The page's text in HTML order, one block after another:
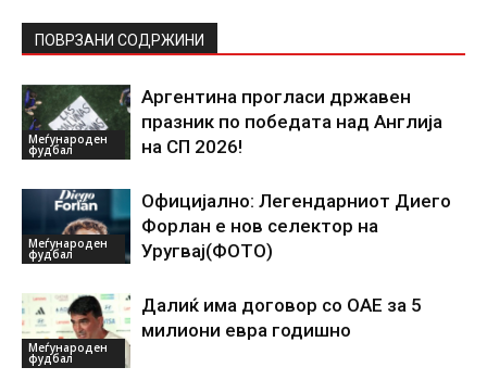
ПОВРЗАНИ СОДРЖИНИ
Меѓународен
фудбал
Аргентина прогласи државен
празник по победата над Англија
на СП 2026!
Меѓународен
фудбал
Официјално: Легендарниот Диего
Форлан е нов селектор на
Уругвај(ФОТО)
Меѓународен
фудбал
Далиќ има договор со ОАЕ за 5
милиони евра годишно